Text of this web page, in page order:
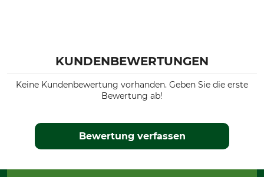
KUNDENBEWERTUNGEN
Keine Kundenbewertung vorhanden. Geben Sie die erste
Bewertung ab!
Bewertung verfassen